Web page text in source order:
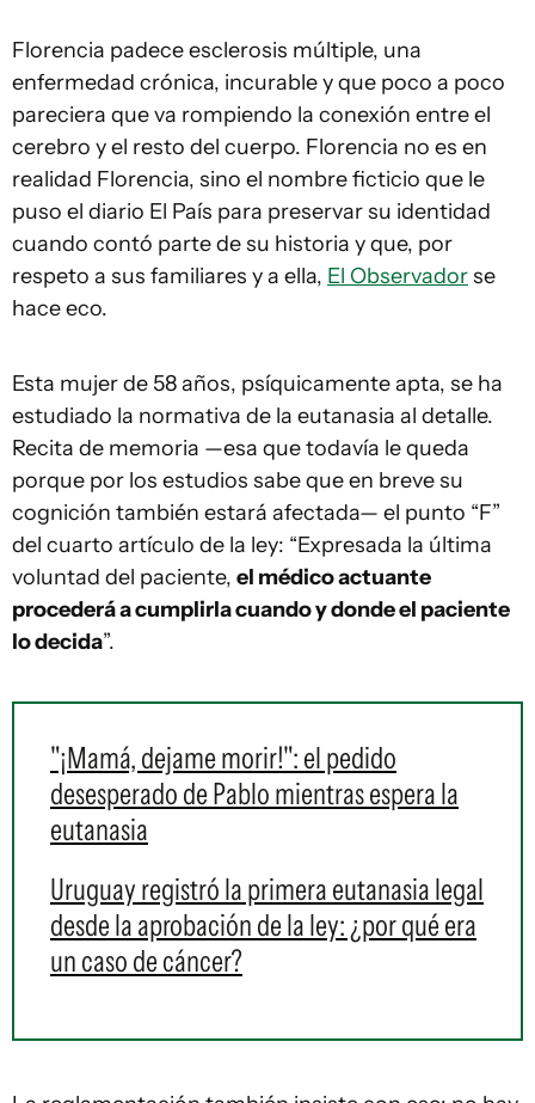
Florencia padece esclerosis múltiple, una
enfermedad crónica, incurable y que poco a poco
pareciera que va rompiendo la conexión entre el
cerebro y el resto del cuerpo. Florencia no es en
realidad Florencia, sino el nombre ficticio que le
puso el diario El País para preservar su identidad
cuando contó parte de su historia y que, por
respeto a sus familiares y a ella, El Observadorse
hace eco.
Esta mujer de 58 años, psíquicamente apta, se ha
estudiado la normativa de la eutanasia al detalle.
Recita de memoria —esa que todavía le queda
porque por los estudios sabe que en breve su
cognición también estará afectada— el punto “F”
del cuarto artículo de la ley: “Expresada la última
voluntad del paciente, el médico actuante
procederá a cumplirla cuando y donde el paciente
lo decida”.
"¡Mamá, dejame morir!": el pedido
desesperado de Pablo mientras espera la
eutanasia
Uruguay registró la primera eutanasia legal
desde la aprobación de la ley: ¿por qué era
un caso de cáncer?